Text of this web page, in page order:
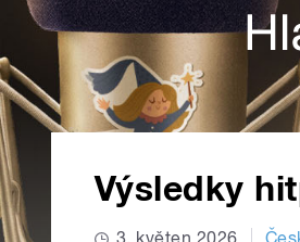
Výsledky